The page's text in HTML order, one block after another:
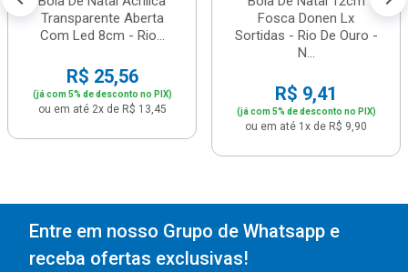
Transparente Aberta
Com Led 8cm - Rio...
R$ 25,56
(já com 5% de desconto no PIX)
ou em até 2x de R$ 13,45
Fosca Donen Lx
Sortidas - Rio De Ouro -
N...
R$ 9,41
(já com 5% de desconto no PIX)
ou em até 1x de R$ 9,90
Entre em nosso Grupo de Whatsapp e
receba ofertas exclusivas!